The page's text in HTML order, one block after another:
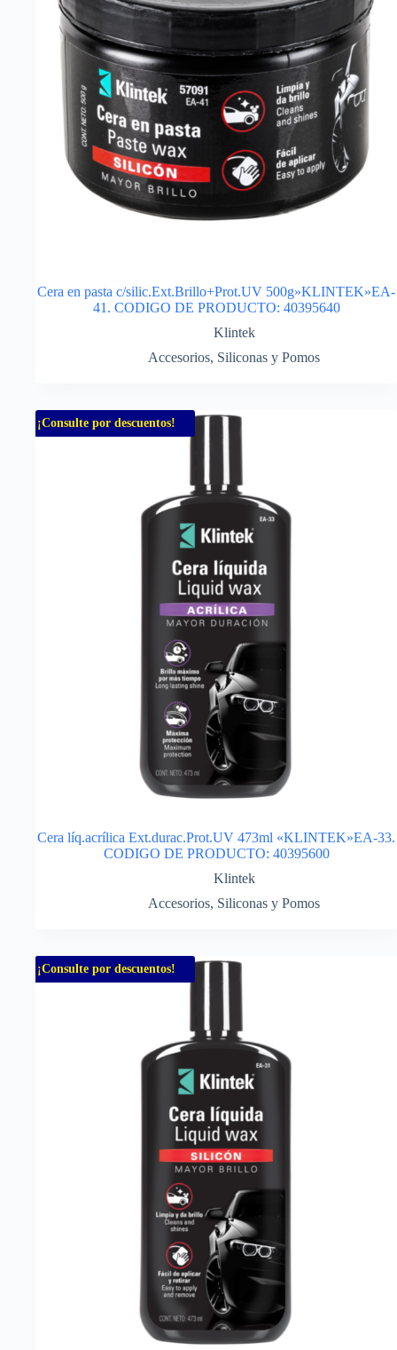
Cera en pasta c/silic.Ext.Brillo+Prot.UV 500g»KLINTEK»EA-
41. CODIGO DE PRODUCTO: 40395640
Klintek
Accesorios, Siliconas y Pomos
¡Consulte por descuentos!
Cera líq.acrílica Ext.durac.Prot.UV 473ml «KLINTEK»EA-33.
CODIGO DE PRODUCTO: 40395600
Klintek
Accesorios, Siliconas y Pomos
¡Consulte por descuentos!